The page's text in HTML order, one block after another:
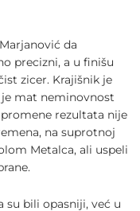
da
precizni, a u finišu
zicer. Krajišnik je
mat neminovnost
rezultata nije
na suprotnoj
Metalca, ali uspeli
su bili opasniji, već u